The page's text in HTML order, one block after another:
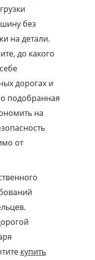
без
на детали.
до какого
дорогах и
подобранная
на
от
купить